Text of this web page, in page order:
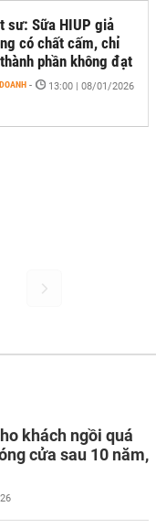
sư: Sữa HIUP giả
có chất cấm, chỉ
phần không đạt
- 13:00 | 08/01/2026
khách ngồi quá
cửa sau 10 năm,